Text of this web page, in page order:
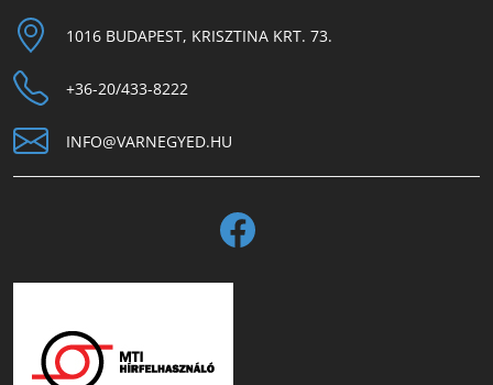
1016 BUDAPEST, KRISZTINA KRT. 73.
+36-20/433-8222
INFO@VARNEGYED.HU